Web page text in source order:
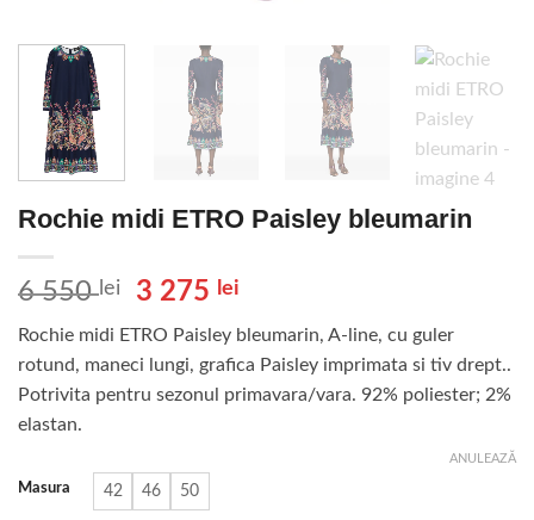
Rochie midi ETRO Paisley bleumarin
6 550 lei
Prețul
a
fost:
6
3 275 lei
este:
3
275 lei.
Rochie midi ETRO Paisley bleumarin, A-line, cu guler
rotund, maneci lungi, grafica Paisley imprimata si tiv drept..
Potrivita pentru sezonul primavara/vara. 92% poliester; 2%
elastan.
Masura 42 46 50
ANULEAZĂ